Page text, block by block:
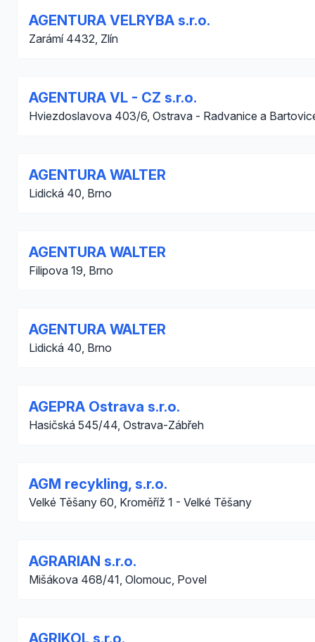
AGENTURA VELRYBA s.r.o.
Zarámí 4432, Zlín
AGENTURA VL - CZ s.r.o.
Hviezdoslavova 403/6, Ostrava - Radvanice a
AGENTURA WALTER
Lidická 40, Brno
AGENTURA WALTER
Filipova 19, Brno
AGENTURA WALTER
Lidická 40, Brno
AGEPRA Ostrava s.r.o.
Hasičská 545/44, Ostrava-Zábřeh
AGM recykling, s.r.o.
Velké Těšany 60, Kroměříž 1 - Velké Těšany
AGRARIAN s.r.o.
Mišákova 468/41, Olomouc, Povel
AGRIKOL s.r.o.